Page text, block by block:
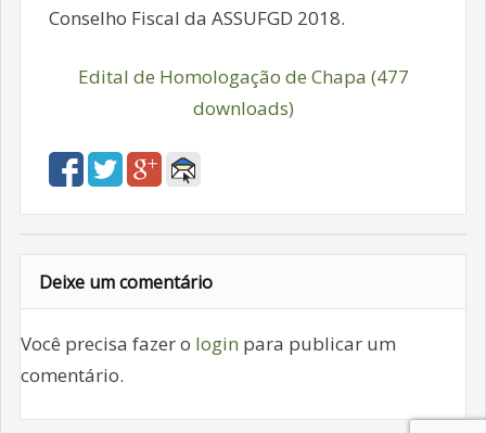
Conselho Fiscal da ASSUFGD 2018.
Edital de Homologação de Chapa (477
downloads)
Deixe um comentário
Você precisa fazer o login para publicar um
comentário.